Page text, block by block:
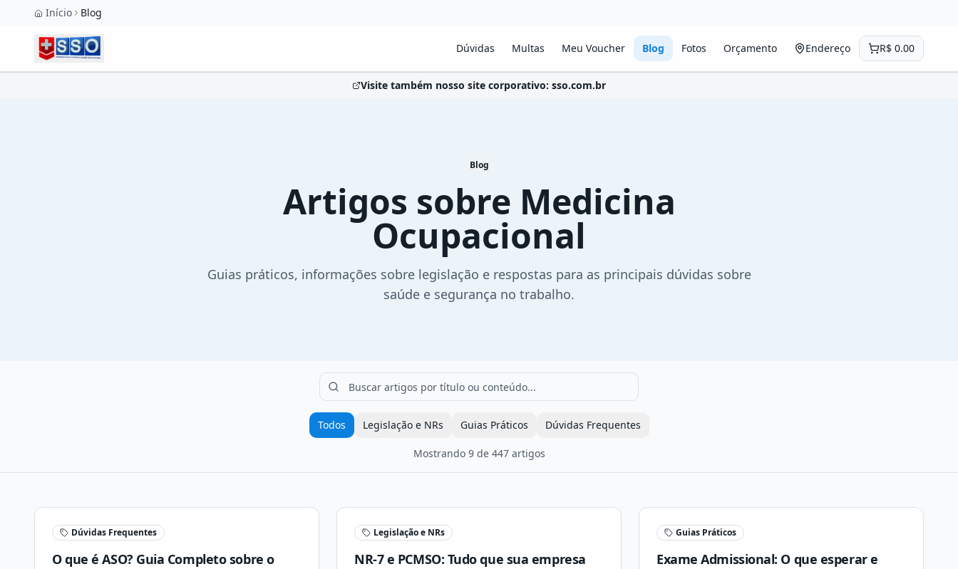
Pular para o conteúdo principal
Início Blog
Dúvidas Multas Meu Voucher Blog Fotos Orçamento Endereço R$ 0.00
Visite também nosso site corporativo: sso.com.br
Blog
Artigos sobre Medicina
Ocupacional
Guias práticos, informações sobre legislação e respostas para as principais dúvidas sobre
saúde e segurança no trabalho.
Todos Legislação e NRs Guias Práticos Dúvidas Frequentes
Mostrando 9de 447artigos
Dúvidas Frequentes
O que é ASO? Guia Completo sobre o
Legislação e NRs
NR-7 e PCMSO: Tudo que sua empresa
Guias Práticos
Exame Admissional: O que esperar e